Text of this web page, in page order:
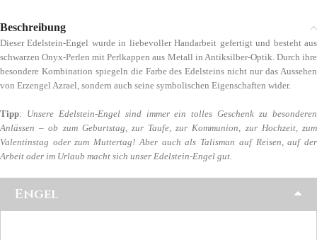
Beschreibung
Dieser Edelstein-Engel wurde in liebevoller Handarbeit gefertigt und besteht aus
schwarzen Onyx-Perlen mit Perlkappen aus Metall in Antiksilber-Optik. Durch ihre
besondere Kombination spiegeln die Farbe des Edelsteins nicht nur das Aussehen
von Erzengel Azrael, sondern auch seine symbolischen Eigenschaften wider.
Tipp: Unsere Edelstein-Engel sind immer ein tolles Geschenk zu besonderen
Anlässen – ob zum Geburtstag, zur Taufe, zur Kommunion, zur Hochzeit, zum
Valentinstag oder zum Muttertag! Aber auch als Talisman auf Reisen, auf der
Arbeit oder im Urlaub macht sich unser Edelstein-Engel gut.
Engel